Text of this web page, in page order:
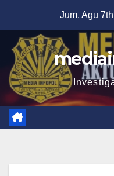
content
Jum. Agu